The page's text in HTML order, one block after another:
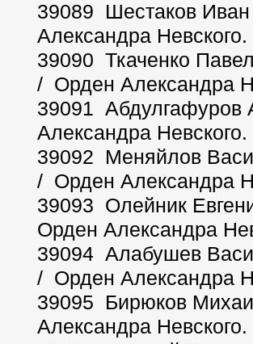
39089 Шестаков
Александра Невского.
39090 Ткаченко
/ Орден Александра
39091 Абдулгафуров
Александра Невского.
39092 Меняйлов
/ Орден Александра
39093 Олейник
Орден Александра
39094 Алабушев
/ Орден Александра
39095 Бирюков
Александра Невского.